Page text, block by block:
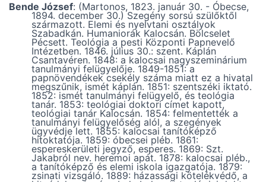
Bende József: (Martonos, 1823. január 30. - Óbecse,
1894. december 30.) Szegény sorsú szülőktől
származott. Elemi és nyelvtani osztályok
Szabadkán. Humaniorák Kalocsán. Bölcselet
Pécsett. Teológia a pesti Központi Papnevelő
Intézetben. 1846. július 30.: szent. Káplán
Csantavéren. 1848: a kalocsai nagyszeminárium
tanulmányi felügyelője. 1849-1851: a
papnövendékek csekély száma miatt ez a hivatal
megszűnik, ismét káplán. 1851: szentszéki iktató.
1852: ismét tanulmányi felügyelő, és teológia
tanár. 1853: teológiai doktori címet kapott,
teológiai tanár Kalocsán. 1854: felmentették a
tanulmányi felügyelőség alól, a szegények
ügyvédje lett. 1855: kalocsai tanítóképző
hitoktatója. 1859: óbecsei pléb. 1861:
espereskerületi jegyző, esperes. 1869: Szt.
Jakabról nev. heremoi apát. 1878: kalocsai pléb.,
a tanítóképző és elemi iskola igazgatója. 1879:
zsinati vizsgáló. 1889: házassági kötelékvédő, a